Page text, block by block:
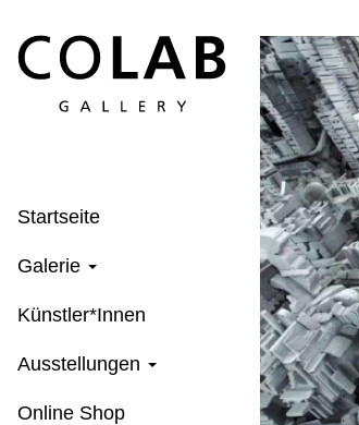
zum
Inhalt
Startseite
Galerie
Künstler*Innen
Ausstellungen
Online Shop